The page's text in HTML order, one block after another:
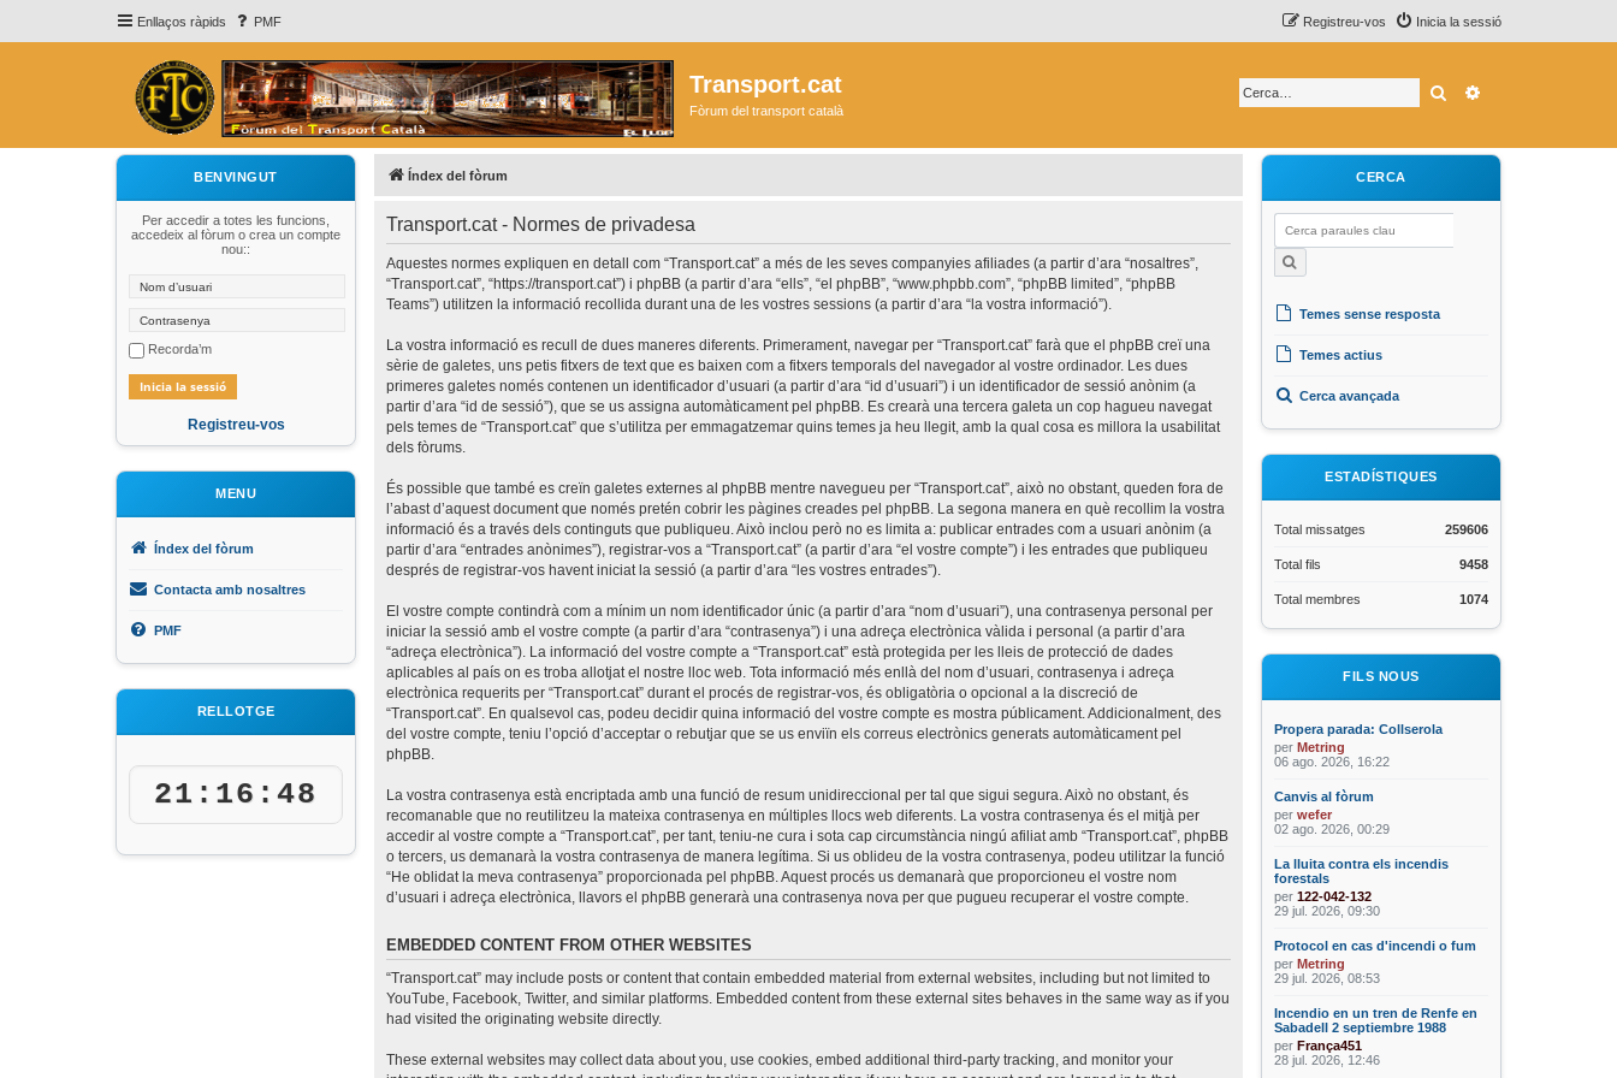
Enllaços ràpids PMF Inicia la sessió
Registreu-vos
Transport.cat
Fòrum del transport català
Cerca
BENVINGUT
Per accedir a totes les funcions,
accedeix al fòrum o crea un compte
nou::
Recorda’m
Registreu-vos
MENU
Índex del fòrum
Contacta amb nosaltres
PMF
RELLOTGE
21:16:49
Índex del fòrum
Transport.cat - Normes de privadesa
Aquestes normes expliquen en detall com “Transport.cat” a més de les seves companyies afiliades (a partir d’ara “nosaltres”,
“Transport.cat”, “https://transport.cat”) i phpBB (a partir d’ara “ells”, “el phpBB”, “www.phpbb.com”, “phpBB limited”, “phpBB
Teams”) utilitzen la informació recollida durant una de les vostres sessions (a partir d’ara “la vostra informació”).
La vostra informació es recull de dues maneres diferents. Primerament, navegar per “Transport.cat” farà que el phpBB creï una
sèrie de galetes, uns petis fitxers de text que es baixen com a fitxers temporals del navegador al vostre ordinador. Les dues
primeres galetes només contenen un identificador d’usuari (a partir d’ara “id d’usuari”) i un identificador de sessió anònim (a
partir d’ara “id de sessió”), que se us assigna automàticament pel phpBB. Es crearà una tercera galeta un cop hagueu navegat
pels temes de “Transport.cat” que s’utilitza per emmagatzemar quins temes ja heu llegit, amb la qual cosa es millora la usabilitat
dels fòrums.
És possible que també es creïn galetes externes al phpBB mentre navegueu per “Transport.cat”, això no obstant, queden fora de
l’abast d’aquest document que només pretén cobrir les pàgines creades pel phpBB. La segona manera en què recollim la vostra
informació és a través dels continguts que publiqueu. Això inclou però no es limita a: publicar entrades com a usuari anònim (a
partir d’ara “entrades anònimes”), registrar-vos a “Transport.cat” (a partir d’ara “el vostre compte”) i les entrades que publiqueu
després de registrar-vos havent iniciat la sessió (a partir d’ara “les vostres entrades”).
El vostre compte contindrà com a mínim un nom identificador únic (a partir d’ara “nom d’usuari”), una contrasenya personal per
iniciar la sessió amb el vostre compte (a partir d’ara “contrasenya”) i una adreça electrònica vàlida i personal (a partir d’ara
“adreça electrònica”). La informació del vostre compte a “Transport.cat” està protegida per les lleis de protecció de dades
aplicables al país on es troba allotjat el nostre lloc web. Tota informació més enllà del nom d’usuari, contrasenya i adreça
electrònica requerits per “Transport.cat” durant el procés de registrar-vos, és obligatòria o opcional a la discreció de
“Transport.cat”. En qualsevol cas, podeu decidir quina informació del vostre compte es mostra públicament. Addicionalment, des
del vostre compte, teniu l’opció d’acceptar o rebutjar que se us enviïn els correus electrònics generats automàticament pel
phpBB.
La vostra contrasenya està encriptada amb una funció de resum unidireccional per tal que sigui segura. Això no obstant, és
recomanable que no reutilitzeu la mateixa contrasenya en múltiples llocs web diferents. La vostra contrasenya és el mitjà per
accedir al vostre compte a “Transport.cat”, per tant, teniu-ne cura i sota cap circumstància ningú afiliat amb “Transport.cat”, phpBB
o tercers, us demanarà la vostra contrasenya de manera legítima. Si us oblideu de la vostra contrasenya, podeu utilitzar la funció
“He oblidat la meva contrasenya” proporcionada pel phpBB. Aquest procés us demanarà que proporcioneu el vostre nom
d’usuari i adreça electrònica, llavors el phpBB generarà una contrasenya nova per que pugueu recuperar el vostre compte.
EMBEDDED CONTENT FROM OTHER WEBSITES
“Transport.cat” may include posts or content that contain embedded material from external websites, including but not limited to
YouTube, Facebook, Twitter, and similar platforms. Embedded content from these external sites behaves in the same way as if you
had visited the originating website directly.
These external websites may collect data about you, use cookies, embed additional third-party tracking, and monitor your
CERCA
Temes sense resposta
Temes actius
Cerca avançada
ESTADÍSTIQUES
Total missatges 259606
Total fils 9458
Total membres 1074
FILS NOUS
Propera parada: Collserola
per Metring
06 ago. 2026, 16:22
Canvis al fòrum
per wefer
02 ago. 2026, 00:29
La lluita contra els incendis
forestals
per 122-042-132
29 jul. 2026, 09:30
Protocol en cas d'incendi o fum
per Metring
29 jul. 2026, 08:53
Incendio en un tren de Renfe en
Sabadell 2 septiembre 1988
per França451
28 jul. 2026, 12:46